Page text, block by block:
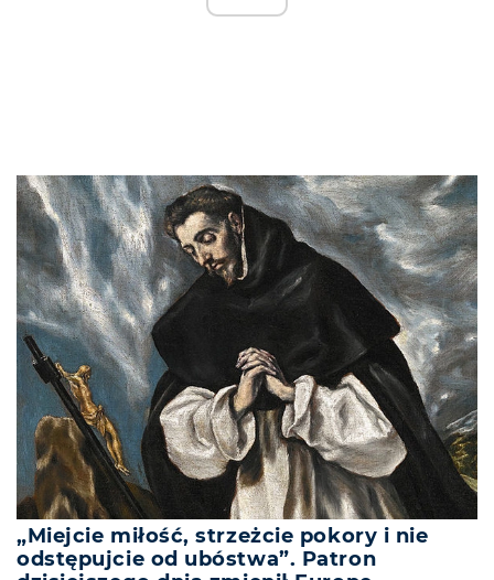
„Miejcie miłość, strzeżcie pokory i nie
odstępujcie od ubóstwa”. Patron